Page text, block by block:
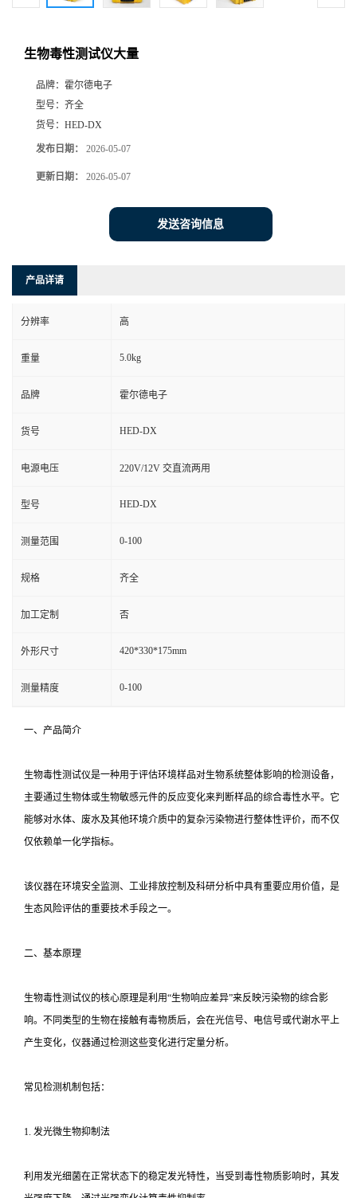
生物毒性测试仪大量
品牌： 霍尔德电子
型号： 齐全
货号： HED-DX
发布日期： 2026-05-07
更新日期： 2026-05-07
发送咨询信息
产品详请
分辨率 高
重量 5.0kg
品牌 霍尔德电子
货号 HED-DX
电源电压 220V/12V 交直流两用
型号 HED-DX
测量范围 0-100
规格 齐全
加工定制 否
外形尺寸 420*330*175mm
测量精度 0-100
一、产品简介
生物毒性测试仪是一种用于评估环境样品对生物系统整体影响的检测设备，
主要通过生物体或生物敏感元件的反应变化来判断样品的综合毒性水平。它
能够对水体、废水及其他环境介质中的复杂污染物进行整体性评价，而不仅
仅依赖单一化学指标。
该仪器在环境安全监测、工业排放控制及科研分析中具有重要应用价值，是
生态风险评估的重要技术手段之一。
二、基本原理
生物毒性测试仪的核心原理是利用“生物响应差异”来反映污染物的综合影
响。不同类型的生物在接触有毒物质后，会在光信号、电信号或代谢水平上
产生变化，仪器通过检测这些变化进行定量分析。
常见检测机制包括：
1. 发光微生物抑制法
利用发光细菌在正常状态下的稳定发光特性，当受到毒性物质影响时，其发